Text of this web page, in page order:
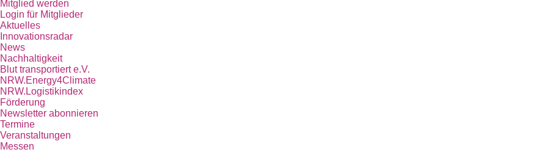
Mitglied werden
Login für Mitglieder
Aktuelles
Innovationsradar
News
Nachhaltigkeit
Blut transportiert e.V.
NRW.Energy4Climate
NRW.Logistikindex
Förderung
Newsletter abonnieren
Termine
Veranstaltungen
Messen